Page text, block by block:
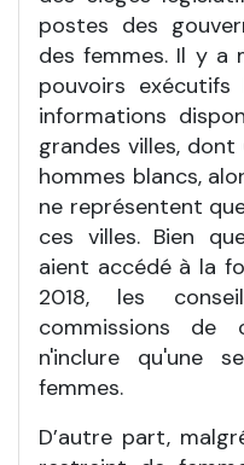
postes des
des femmes. Il y a
pouvoirs
informations
grandes villes,
hommes blancs,
ne représentent
ces villes. Bien
aient accédé à la
2018, les
commissions
n'inclure qu'une
femmes.
D’autre part,